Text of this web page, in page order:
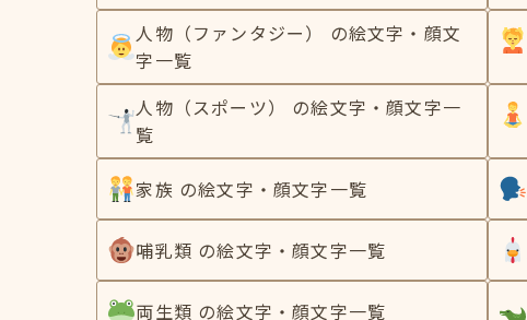
人物（ファンタジー） の絵文字・顔文
字一覧
人物（スポーツ） の絵文字・顔文字一
覧
家族 の絵文字・顔文字一覧
哺乳類 の絵文字・顔文字一覧
両生類 の絵文字・顔文字一覧